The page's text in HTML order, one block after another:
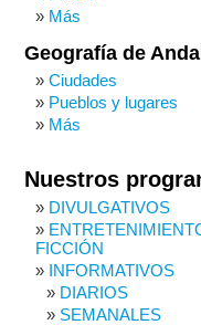
Más
Geografía de
Ciudades
Pueblos y lugares
Más
Nuestros
DIVULGATIVOS
FICCIÓN
INFORMATIVOS
DIARIOS
SEMANALES